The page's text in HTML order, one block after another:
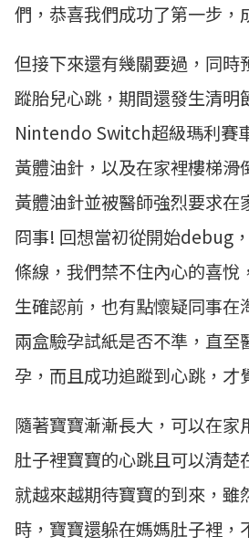
們，恭喜我們成功了第一步，
但接下來還有幾關要過，同時
蹤胎兒心跳，期間還發生清明
Nintendo Switch超級瑪利賽
黃體油針，以及在家裡樓梯滑
黃體油針並被醫師強烈要求在
冏事! 回想當初從開始debug
條線，我們禁不住內心的喜悅
生確認前，也有點懷疑同事在
兩盒驗孕試紙是否不準，直至
孕，而且成功追蹤到心跳，才
隨著寶寶漸漸長大，可以在家
肚子裡寶寶的心跳且可以清楚
就越來越期待寶寶的到來，雖
時，寶寶還躲在媽媽肚子裡，